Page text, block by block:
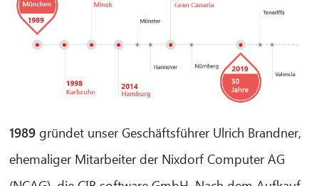
1989gründet unser Geschäftsführer Ulrich Brandner,
ehemaliger Mitarbeiter der Nixdorf Computer AG